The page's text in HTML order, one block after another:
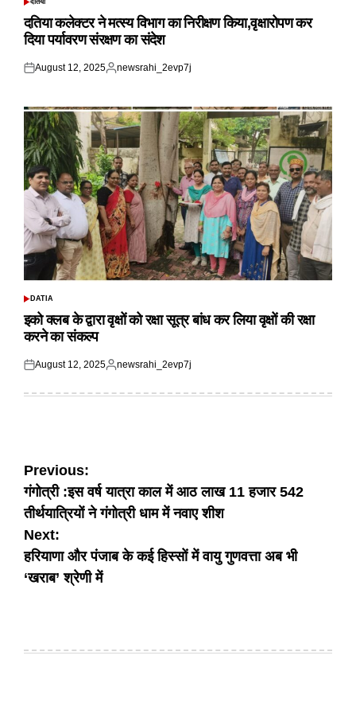
POSTED
दतिया
दतिया कलेक्टर ने मत्स्य विभाग का निरीक्षण किया,वृक्षारोपण कर
दिया पर्यावरण संरक्षण का संदेश
Posted
August 12, 2025
Posted
newsrahi_2evp7j
POSTED
DATIA
इको क्लब के द्वारा वृक्षों को रक्षा सूत्र बांध कर लिया वृक्षों की रक्षा
करने का संकल्प
Posted
August 12, 2025
Posted
newsrahi_2evp7j
Post
navigation
Previous:
गंगाेत्री :इस वर्ष यात्रा काल में आठ लाख 11 हजार 542
तीर्थयात्रियाें ने गंगोत्री धाम में नवाए शीश
Next:
हरियाणा और पंजाब के कई हिस्सों में वायु गुणवत्ता अब भी
‘खराब’ श्रेणी में